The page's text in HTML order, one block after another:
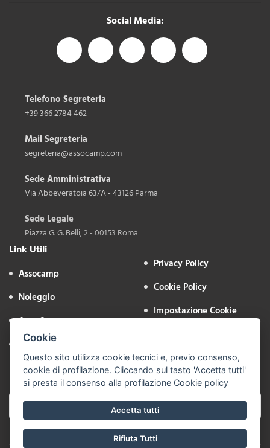
Social Media:
Telefono Segreteria
+39 366 2784 462
Mail Segreteria
segreteria@assocamp.com
Sede Amministrativa
Via Abbeveratoia 63/A - 43126 Parma
Sede Legale
Piazza G. G. Belli, 2 - 00153 Roma
Link Utili
Assocamp
Noleggio
Aree Sosta
Contatti
Privacy Policy
Cookie Policy
Impostazione Cookie
Iscriviti alla Newsletter
Cookie
Questo sito utilizza cookie tecnici e, previo consenso,
cookie di profilazione. Cliccando sul tasto 'Accetta tutti'
si presta il consenso alla profilazione Cookie policy
Accetta tutti
Rifiuta Tutti